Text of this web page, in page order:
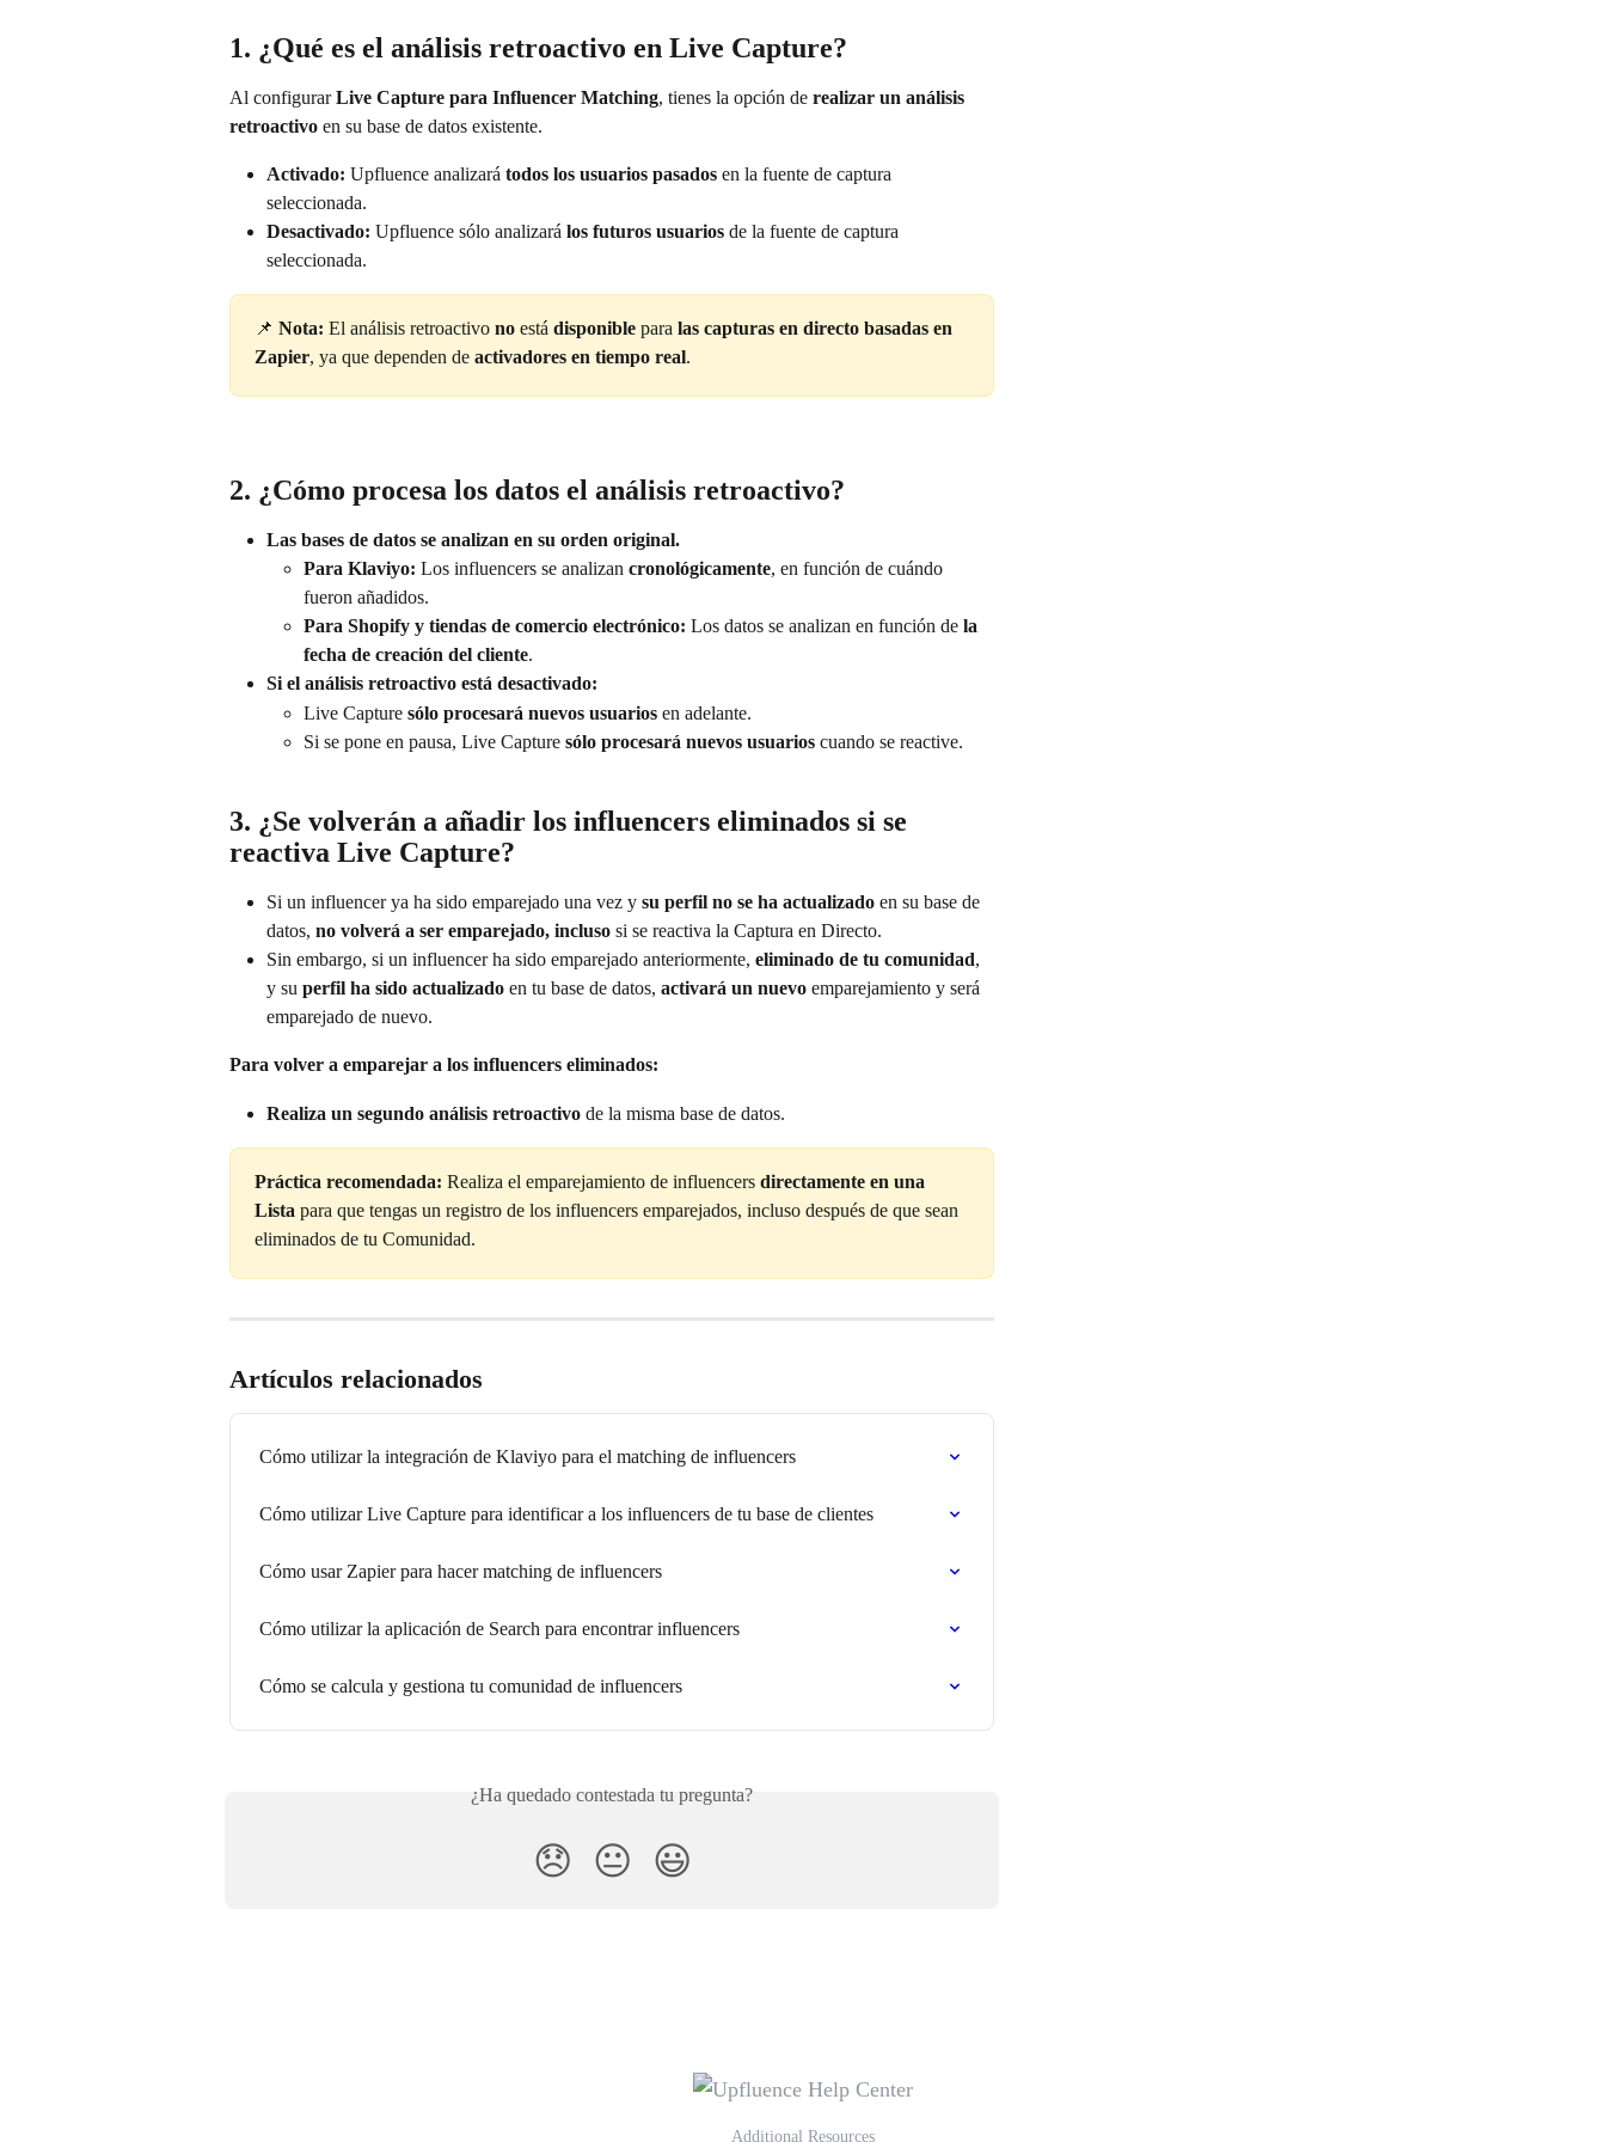
1. ¿Qué es el análisis retroactivo en Live Capture?
Al configurar Live Capture para Influencer Matching, tienes la opción de realizar un análisis
retroactivo en su base de datos existente.
Activado: Upfluence analizará todos los usuarios pasados en la fuente de captura
seleccionada.
Desactivado: Upfluence sólo analizará los futuros usuarios de la fuente de captura
seleccionada.
📌 Nota: El análisis retroactivo no está disponible para las capturas en directo basadas en
Zapier, ya que dependen de activadores en tiempo real.
2. ¿Cómo procesa los datos el análisis retroactivo?
Las bases de datos se analizan en su orden original.
Para Klaviyo: Los influencers se analizan cronológicamente, en función de cuándo
fueron añadidos.
Para Shopify y tiendas de comercio electrónico: Los datos se analizan en función de la
fecha de creación del cliente.
Si el análisis retroactivo está desactivado:
Live Capture sólo procesará nuevos usuarios en adelante.
Si se pone en pausa, Live Capture sólo procesará nuevos usuarios cuando se reactive.
3. ¿Se volverán a añadir los influencers eliminados si se
reactiva Live Capture?
Si un influencer ya ha sido emparejado una vez y su perfil no se ha actualizado en su base de
datos, no volverá a ser emparejado, incluso si se reactiva la Captura en Directo.
Sin embargo, si un influencer ha sido emparejado anteriormente, eliminado de tu comunidad,
y su perfil ha sido actualizado en tu base de datos, activará un nuevo emparejamiento y será
emparejado de nuevo.
Para volver a emparejar a los influencers eliminados:
Realiza un segundo análisis retroactivo de la misma base de datos.
Práctica recomendada: Realiza el emparejamiento de influencers directamente en una
Lista para que tengas un registro de los influencers emparejados, incluso después de que sean
eliminados de tu Comunidad.
Artículos relacionados
Cómo utilizar la integración de Klaviyo para el matching de influencers
Cómo utilizar Live Capture para identificar a los influencers de tu base de clientes
Cómo usar Zapier para hacer matching de influencers
Cómo utilizar la aplicación de Search para encontrar influencers
Cómo se calcula y gestiona tu comunidad de influencers
¿Ha quedado contestada tu pregunta?
😞 😐 😃
Additional Resources